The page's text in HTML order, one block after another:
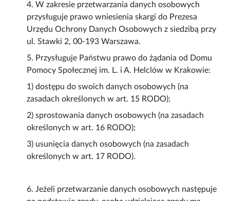
4. W zakresie przetwarzania danych osobowych
przysługuje prawo wniesienia skargi do Prezesa
Urzędu Ochrony Danych Osobowych z siedzibą przy
ul. Stawki 2, 00-193 Warszawa.
5. Przysługuje Państwu prawo do żądania od Domu
Pomocy Społecznej im. L. i A. Helclów w Krakowie:
1) dostępu do swoich danych osobowych (na
zasadach określonych w art. 15 RODO);
2) sprostowania danych osobowych (na zasadach
określonych w art. 16 RODO);
3) usunięcia danych osobowych (na zasadach
określonych w art. 17 RODO).
6. Jeżeli przetwarzanie danych osobowych następuje